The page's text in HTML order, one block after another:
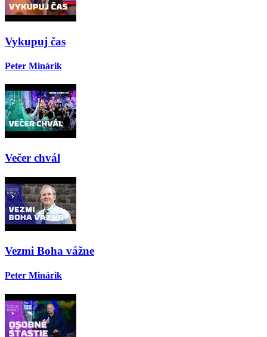
Vykupuj čas
Peter Minárik
Večer chvál
Vezmi Boha vážne
Peter Minárik